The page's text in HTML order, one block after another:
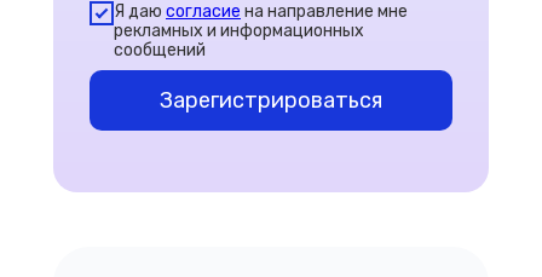
Я даю согласие на направление мне
рекламных и информационных
сообщений
Зарегистрироваться